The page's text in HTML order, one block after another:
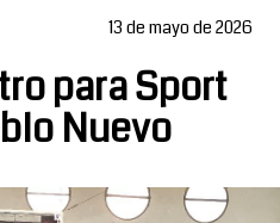
13 de mayo de 2026
para Sport
Nuevo